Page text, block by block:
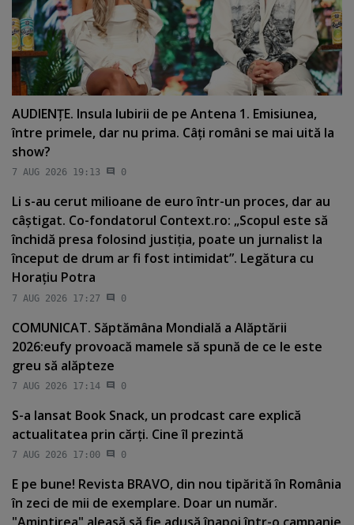
AUDIENŢE. Insula Iubirii de pe Antena 1. Emisiunea,
între primele, dar nu prima. Câţi români se mai uită la
show?
7 AUG 2026 19:13 0
Li s-au cerut milioane de euro într-un proces, dar au
câştigat. Co-fondatorul Context.ro: „Scopul este să
închidă presa folosind justiţia, poate un jurnalist la
început de drum ar fi fost intimidat”. Legătura cu
Horaţiu Potra
7 AUG 2026 17:27 0
COMUNICAT. Săptămâna Mondială a Alăptării
2026:eufy provoacă mamele să spună de ce le este
greu să alăpteze
7 AUG 2026 17:14 0
S-a lansat Book Snack, un prodcast care explică
actualitatea prin cărţi. Cine îl prezintă
7 AUG 2026 17:00 0
E pe bune! Revista BRAVO, din nou tipărită în România
în zeci de mii de exemplare. Doar un număr.